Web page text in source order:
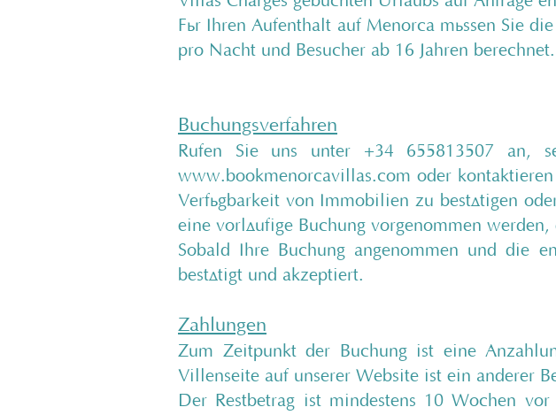
Für Ihren Aufenthalt auf Menorca müssen Sie
pro Nacht und Besucher ab 16 Jahren
Buchungsverfahren
Rufen Sie uns unter +34 655813507 an,
www.bookmenorcavillas.com oder
Verfügbarkeit von Immobilien zu bestätigen
eine vorläufige Buchung vorgenommen werden,
Sobald Ihre Buchung angenommen und die
bestätigt und akzeptiert.
Zahlungen
Zum Zeitpunkt der Buchung ist eine
Villenseite auf unserer Website ist ein anderer
Der Restbetrag ist mindestens 10 Wochen